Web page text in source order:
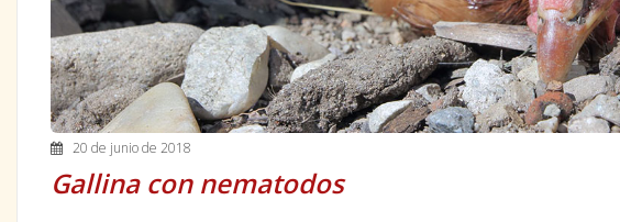
20 de junio de 2018
Gallina con nematodos